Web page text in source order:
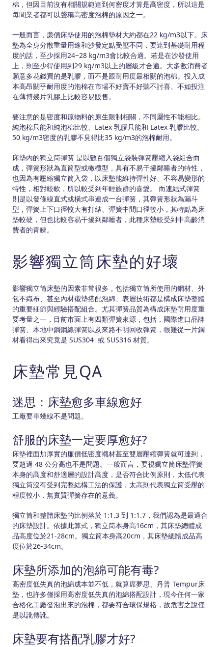
棉，但因目前沒有相關規範達到何密度才算是高密度，所以這是
每間業者都可以聲稱高密度泡棉的原因之一。
一般而言，廉價床墊使用的泡棉墊材大約都在22 kg/m3以下。床
墊為全身分散重量用途和沙發定點受壓不同，要達到基礎耐用程
度的話，至少採用24~28 kg/m3會比較合適。若是在沙發使用
上，則至少得使用到29 kg/m3以上的層級才合適。大多數消費者
願意多花錢買的是乳膠，而不是跟耐用度最相關的泡棉。投入成
本高昂關乎耐用度的泡棉在市場不好賣不好聽不討喜、不如投注
在薄博幾片乳膠上比較容易販售。
要注意的是密度和原物料的原生限制相關，不同屬性不能相比。
純泡棉只能和純泡棉比較、Latex 乳膠只能和 Latex 乳膠比較。
50 kg/m3密度的乳膠不見得比35 kg/m3的泡棉耐用。
床墊內的獨立筒彈簧 是以數百個獨立袋裝彈簧壓縮入袋組合而
成，彈簧形狀為直筒型或橄欖型，具有不易干擾鄰睡者的特性，
也因為有壓縮獨立筒入袋，以床墊能維持彈性好、不容易變形的
特性，相對較軟，所以較受到年輕族群的喜愛。 而連結式彈簧
則是以發條線直式或橫式串連成一台彈簧，其彈簧形狀為漏斗
型，彈簧上下口徑較大有打結、彈簧中間口徑較小，其特點為床
墊較硬，但也比較容易干擾到鄰睡者，此種床墊較受到中高齡消
費者的青睞。
影響獨立筒床墊的好壞
影響獨立筒床墊的因素非常很多，包括獨立筒所使用的鋼材、外
包不織布、甚至內材襯墊搭配泡綿、表層技術都是構成床墊整體
的重要細節與經驗搭配組合。尤其彈簧品質為構成床墊耐用度重
要考量之一，目前市面上有四類彈簧來源，包括，國際進口品牌
彈簧、本地中鋼鋼線彈簧以及來路不明回收彈簧，很難從一片鋼
材看得出來究竟是 SUS304 或 SUS316 材質。
床墊常見QA
迷思：床墊愈多車線愈好
工廠要車幾線不是問題。
舒服的床墊一定要厚愈好?
床墊裡面加厚實的廉價低密度襯材甚至雙層壓縮彈簧就可達到，
要超過 48 公分高也不是問題。一般而言，要視獨立筒床墊彈簧
本身的高度和舒適層的設計高度，是否符合比例原則，太低代表
獨立筒沒有受到完整結構工法的保護，太高則代表獨立筒受壓的
程度較小，無實質彈簧存在的意義。
獨立筒和整體床墊的比例落於 1:1.3 到 1:1.7，我們認為是最適合
的床墊設計。依據此算式，獨立筒本身高16cm，其床墊總體成
品高度位於21-28cm。獨立筒本身高20cm，其床墊總體成品高
度位於26-34cm。
床墊所添加的泡綿可能有毒?
高密度低失真的泡綿成本並不低，就算席夢思、丹普 Tempur床
墊，也許多僅採用高密度低失真的泡綿搭配設計，現今任何一家
合格化工廠發泡出來的泡棉，都要符合環保規格，故危害之說僅
是以訛傳訛。
床墊要有搭配乳膠才好?